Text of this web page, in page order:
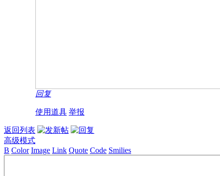
回复
使用道具 举报
返回列表
高级模式
B Color Image Link Quote Code Smilies